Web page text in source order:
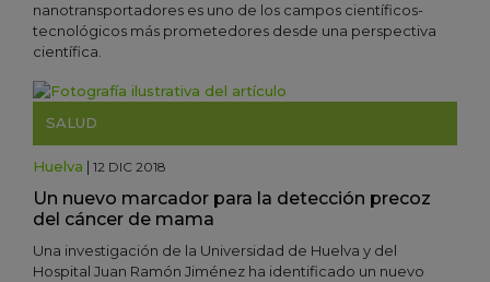
nanotransportadores es uno de los campos científicos-
tecnológicos más prometedores desde una perspectiva
científica.
SALUD
Huelva | 12 DIC 2018
Un nuevo marcador para la detección precoz
del cáncer de mama
Una investigación de la Universidad de Huelva y del
Hospital Juan Ramón Jiménez ha identificado un nuevo